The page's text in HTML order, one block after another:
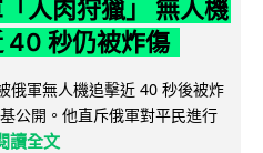
人肉狩獵」 無人機
40 秒仍被炸傷
俄軍無人機追擊近 40 秒後被炸
公開。他直斥俄軍對平民進行
讀全文